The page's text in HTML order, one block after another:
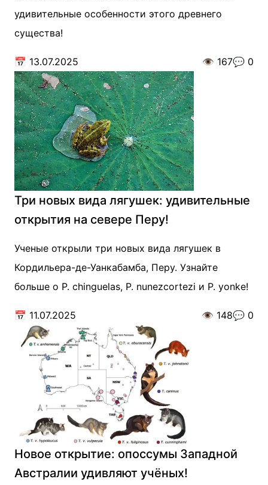
удивительные особенности этого древнего
существа!
📅 13.07.2025 👁️ 167💬 0
Три новых вида лягушек: удивительные
открытия на севере Перу!
Ученые открыли три новых вида лягушек в
Кордильера-де-Уанкабамба, Перу. Узнайте
больше о P. chinguelas, P. nunezcortezi и P. yonke!
📅 11.07.2025 👁️ 148💬 0
Новое открытие: опоссумы Западной
Австралии удивляют учёных!